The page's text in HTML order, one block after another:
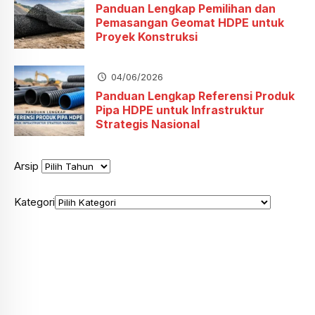
Panduan Lengkap Pemilihan dan
Pemasangan Geomat HDPE untuk
Proyek Konstruksi
04/06/2026
Panduan Lengkap Referensi Produk
Pipa HDPE untuk Infrastruktur
Strategis Nasional
Arsip
Kategori